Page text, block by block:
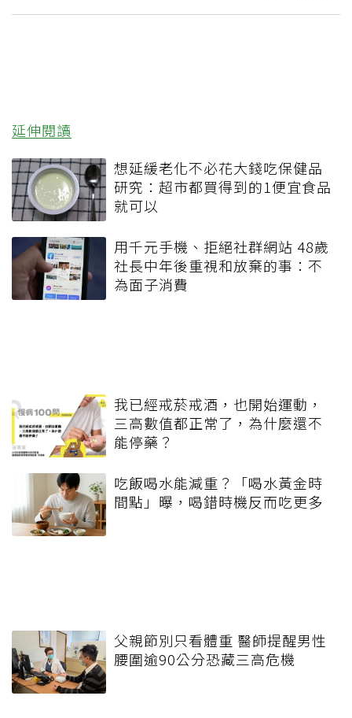
延伸閱讀
想延緩老化不必花大錢吃保健品
研究：超市都買得到的1便宜食品
就可以
用千元手機、拒絕社群網站 48歲
社長中年後重視和放棄的事：不
為面子消費
我已經戒菸戒酒，也開始運動，
三高數值都正常了，為什麼還不
能停藥？
吃飯喝水能減重？「喝水黃金時
間點」曝，喝錯時機反而吃更多
父親節別只看體重 醫師提醒男性
腰圍逾90公分恐藏三高危機